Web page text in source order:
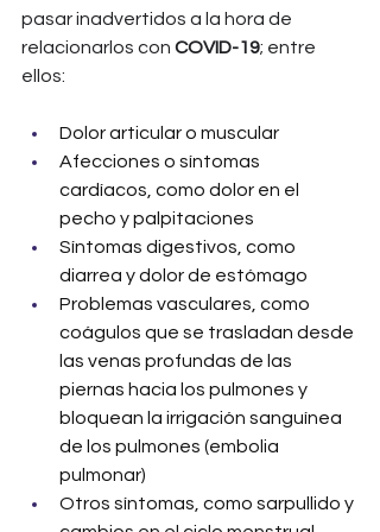
pasar inadvertidos a la hora de
relacionarlos con COVID-19; entre
ellos:
Dolor articular o muscular
Afecciones o síntomas
cardíacos, como dolor en el
pecho y palpitaciones
Síntomas digestivos, como
diarrea y dolor de estómago
Problemas vasculares, como
coágulos que se trasladan desde
las venas profundas de las
piernas hacia los pulmones y
bloquean la irrigación sanguínea
de los pulmones (embolia
pulmonar)
Otros síntomas, como sarpullido y